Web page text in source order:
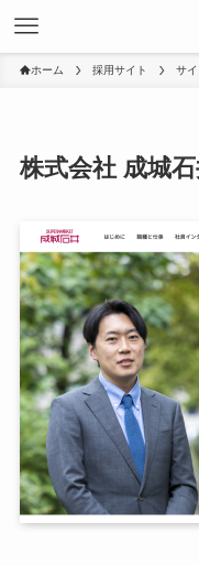
ホーム 採用サイト サ
株式会社 成城